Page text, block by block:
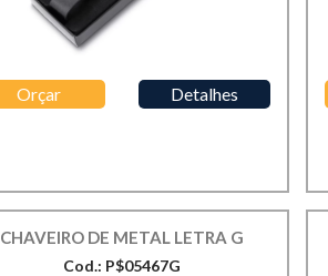
Orçar Detalhes
CHAVEIRO DE METAL LETRA G
Cod.: P$05467G